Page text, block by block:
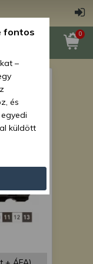
0
fontos
–
és
küldött
és
mi és a